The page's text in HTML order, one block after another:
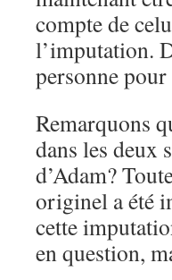
compte de
l’imputation.
personne
Remarquons
dans les deux
d’Adam?
originel a été
cette
en question,